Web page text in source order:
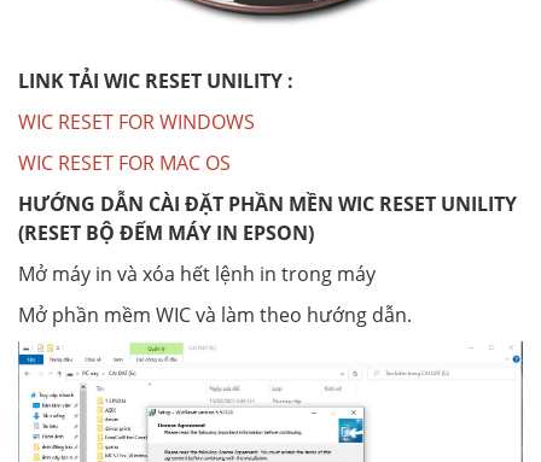
LINK TẢI WIC RESET UNILITY :
WIC RESET FOR WINDOWS
WIC RESET FOR MAC OS
HƯỚNG DẪN CÀI ĐẶT PHẦN MỀN WIC RESET UNILITY
(RESET BỘ ĐẾM MÁY IN EPSON)
Mở máy in và xóa hết lệnh in trong máy
Mở phần mềm WIC và làm theo hướng dẫn.